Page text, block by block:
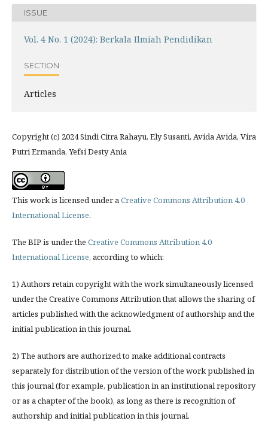
ISSUE
Vol. 4 No. 1 (2024): Berkala Ilmiah Pendidikan
SECTION
Articles
Copyright (c) 2024 Sindi Citra Rahayu, Ely Susanti, Avida Avida, Vira
Putri Ermanda, Yefsi Desty Ania
This work is licensed under aCreative Commons Attribution 4.0
International License.
The BIP is under the Creative Commons Attribution 4.0
International License, according to which:
1) Authors retain copyright with the work simultaneously licensed
under the Creative Commons Attribution that allows the sharing of
articles published with the acknowledgment of authorship and the
initial publication in this journal.
2) The authors are authorized to make additional contracts
separately for distribution of the version of the work published in
this journal (for example, publication in an institutional repository
or as a chapter of the book), as long as there is recognition of
authorship and initial publication in this journal.